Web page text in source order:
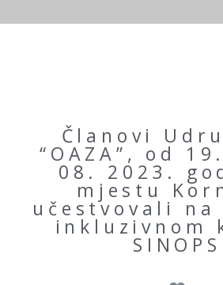
O
Članovi
“OAZA”, od
08. 2023.
mjestu
učestvovali na
inkluzivnom
SINOPS